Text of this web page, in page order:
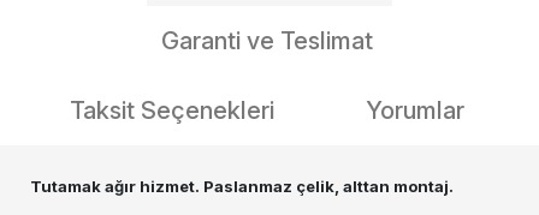
Garanti ve Teslimat
Taksit Seçenekleri Yorumlar
Tutamak ağır hizmet. Paslanmaz çelik, alttan montaj.